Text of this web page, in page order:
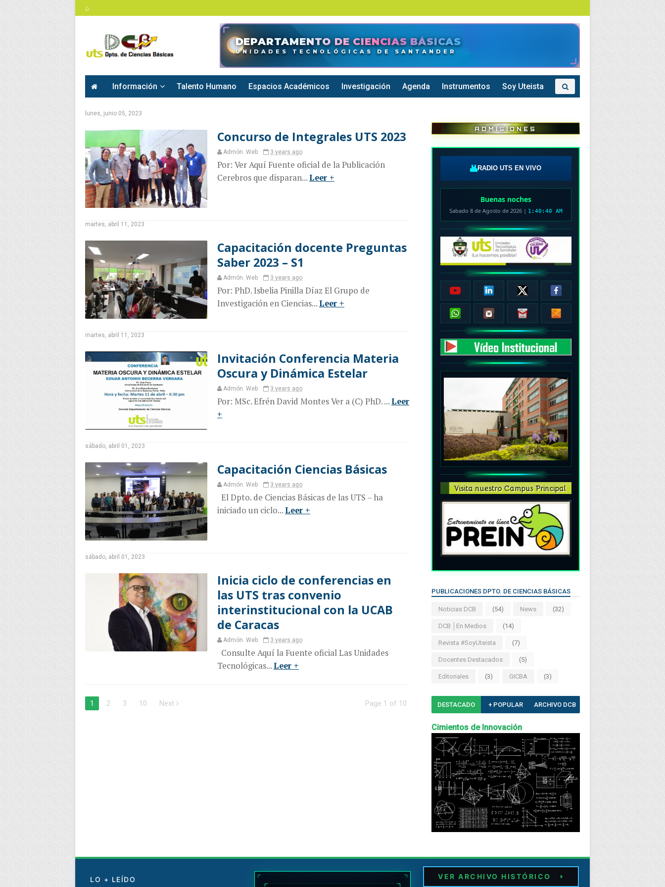
⌂
DEPARTAMENTO DE CIENCIAS BÁSICAS
UNIDADES TECNOLÓGICAS DE SANTANDER
Información Talento Humano Espacios Académicos Investigación Agenda Instrumentos Soy Uteista
lunes, junio 05, 2023
Concurso de Integrales UTS 2023
Admón. Web 3 years ago
Por: Ver Aquí Fuente oficial de la Publicación
Cerebros que disparan...Leer +
martes, abril 11, 2023
Capacitación docente Preguntas
Saber 2023 – S1
Admón. Web 3 years ago
Por: PhD. Isbelia Pinilla Díaz El Grupo de
Investigación en Ciencias...Leer +
martes, abril 11, 2023
Invitación Conferencia Materia
Oscura y Dinámica Estelar
Admón. Web 3 years ago
Por: MSc. Efrén David Montes Ver a (C) PhD. ...Leer
+
sábado, abril 01, 2023
Capacitación Ciencias Básicas
Admón. Web 3 years ago
El Dpto. de Ciencias Básicas de las UTS – ha
iniciado un ciclo...Leer +
sábado, abril 01, 2023
Inicia ciclo de conferencias en
las UTS tras convenio
interinstitucional con la UCAB
de Caracas
Admón. Web 3 years ago
Consulte Aquí la Fuente oficial Las Unidades
Tecnológicas...Leer +
Page 1 of 10
1 2 3 10 Next
ADMISIONES
RADIO UTS EN VIVO
Buenas noches
Sabado 8 de Agosto de 2026| 1:40:41 AM
PUBLICACIONES DPTO. DE CIENCIAS BÁSICAS
Noticias DCB (54) News (32)
DCB │En Medios (14)
Revista #SoyUteista (7)
Docentes Destacados (5)
Editoriales (3) GICBA (3)
DESTACADO + POPULAR ARCHIVO DCB
Cimientos de Innovación
LO + LEÍDO VER ARCHIVO HISTÓRICO